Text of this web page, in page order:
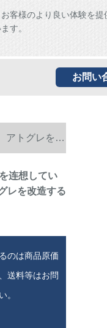
客様のより良い体験を提
す。
お問い
アトグレを改
连想してい
レを改造する
のは商品原価
送料等はお問
。